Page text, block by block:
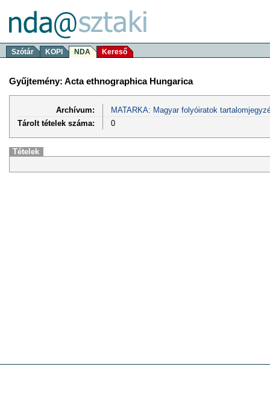
Szótár KOPI NDA Kereső
Gyűjtemény: Acta ethnographica Hungarica
Archívum:
MATARKA: Magyar folyóiratok
Tárolt tételek száma:
0
Tételek